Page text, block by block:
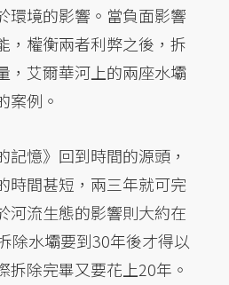
環境的影響。當負面影響
，權衡兩者利弊之後，拆
，艾爾華河上的兩座水壩
案例。
記憶》回到時間的源頭，
時間甚短，兩三年就可完
河流生態的影響則大約在
除水壩要到30年後才得以
拆除完畢又要花上20年。